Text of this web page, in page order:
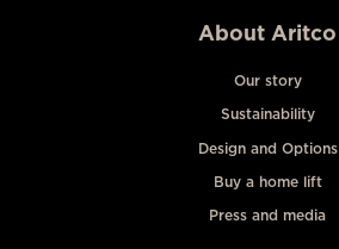
About Aritco
Our story
Sustainability
Design and Options
Buy a home lift
Press and media